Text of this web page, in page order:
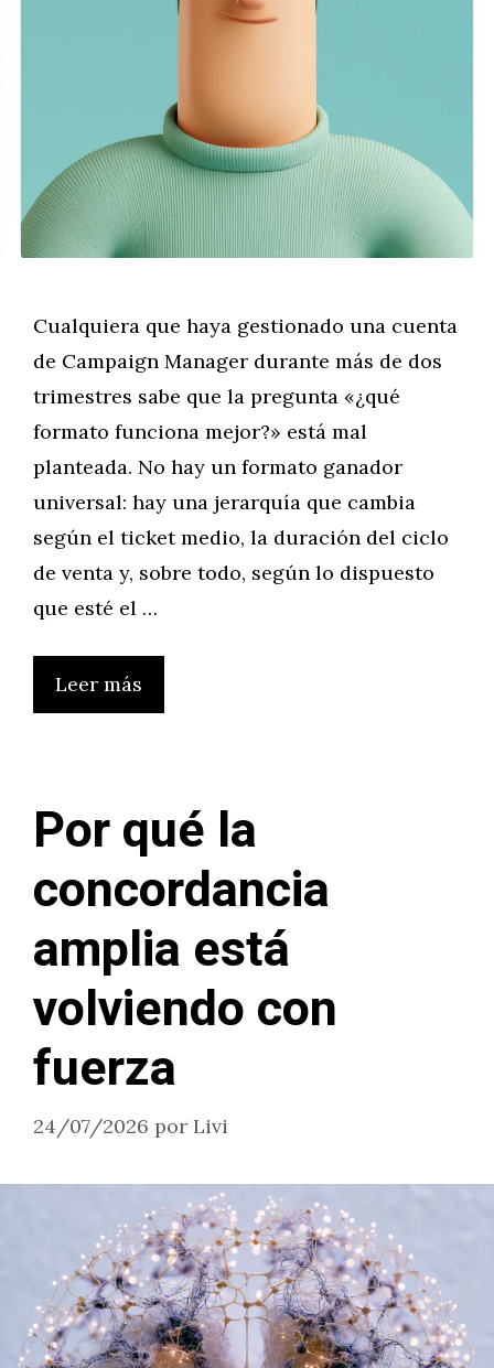
Cualquiera que haya gestionado una cuenta
de Campaign Manager durante más de dos
trimestres sabe que la pregunta «¿qué
formato funciona mejor?» está mal
planteada. No hay un formato ganador
universal: hay una jerarquía que cambia
según el ticket medio, la duración del ciclo
de venta y, sobre todo, según lo dispuesto
que esté el …
Leer más
Por qué la
concordancia
amplia está
volviendo con
fuerza
24/07/2026 por Livi